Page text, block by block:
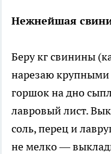
Нежнейшая
Беру кг свинины
нарезаю
горшок на дно
лавровый лист.
соль, перец и
не мелко —